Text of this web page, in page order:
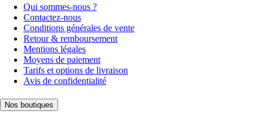
Qui sommes-nous ?
Contactez-nous
Conditions générales de vente
Retour & remboursement
Mentions légales
Moyens de paiement
Tarifs et options de livraison
Avis de confidentialité
Nos boutiques